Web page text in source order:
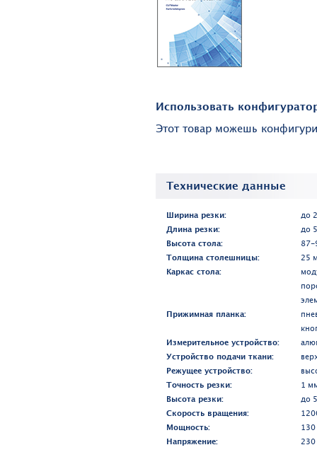
Использовать
Этот товар можешь
Технические данные
Ширина резки:
до
Длина резки:
до
Высота стола:
87-
Толщина столешницы:
25
Каркас стола:
Прижимная планка:
Измерительное устройство:
Устройство подачи ткани:
Режущее устройство:
Точность резки:
1
Высота резки:
до
Скорость вращения:
Мощность:
130
Напряжение:
230